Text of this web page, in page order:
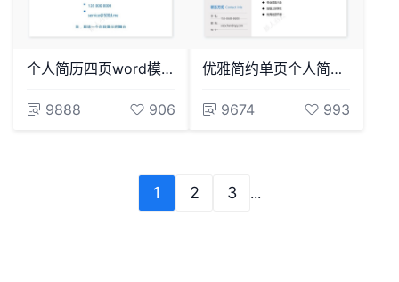
个人简历四页word模板(14)
9888 906
优雅简约单页个人简历word文档(16)
9674 993
1 2 3 ...